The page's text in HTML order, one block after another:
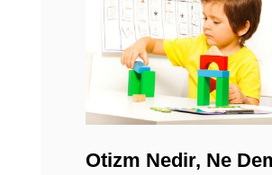
Otizm Nedir, Ne